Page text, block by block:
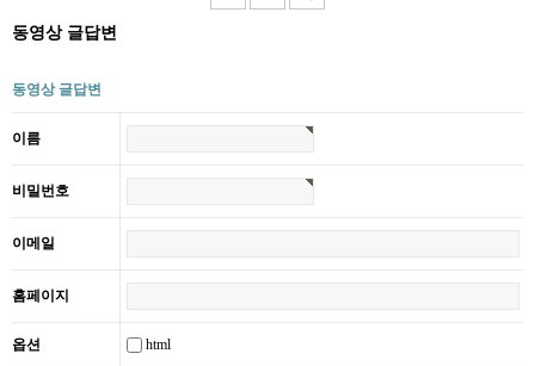
동영상 글답변
동영상 글답변
이름
비밀번호
이메일
홈페이지
옵션 html